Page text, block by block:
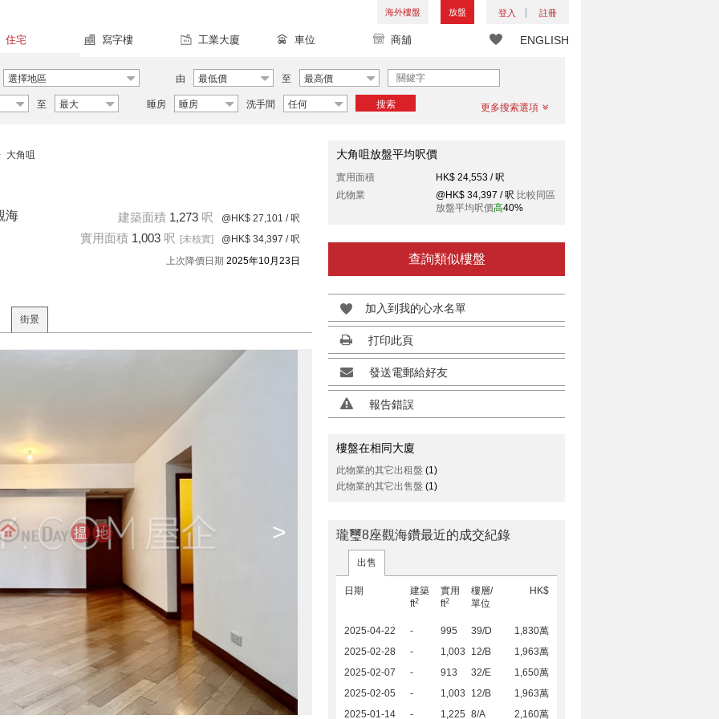
海外樓盤 放盤 登入 註冊
ENGLISH
住宅 寫字樓 工業大廈 車位 商舖
選擇地區 由 最低價 至 最高價
至 最大 睡房 睡房 洗手間 任何 搜索 更多搜索選項
大角咀
海 建築面積 1,273 呎 @HK$ 27,101 / 呎
實用面積 1,003 呎 [未核實] @HK$ 34,397 / 呎
上次降價日期 2025年10月23日
街景
>
大角咀放盤平均呎價
實用面積
HK$ 24,553 / 呎
此物業
@HK$ 34,397 / 呎 比較同區
放盤平均呎價高40%
查詢類似樓盤
加入到我的心水名單
打印此頁
發送電郵給好友
報告錯誤
樓盤在相同大廈
此物業的其它出租盤 (1)
此物業的其它出售盤 (1)
瓏璽8座觀海鑽最近的成交紀錄
出售
日期
建築
ft2
實用
ft2
樓層/
單位
HK$
2025-04-22 - 995 39/D
1,830萬
2025-02-28
- 1,003 12/B
1,963萬
2025-02-07
- 913 32/E
1,650萬
2025-02-05
- 1,003 12/B
1,963萬
2025-01-14
- 1,225 8/A 2,160萬